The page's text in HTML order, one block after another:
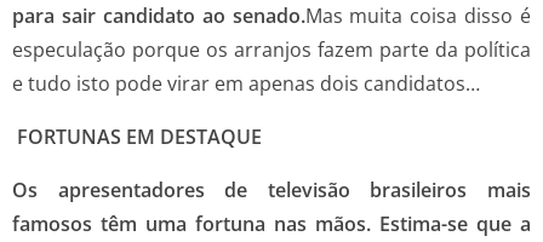
para sair candidato ao senado.Mas muita coisa disso é
especulação porque os arranjos fazem parte da política
e tudo isto pode virar em apenas dois candidatos…
FORTUNAS EM DESTAQUE
Os apresentadores de televisão brasileiros mais
famosos têm uma fortuna nas mãos. Estima-se que a